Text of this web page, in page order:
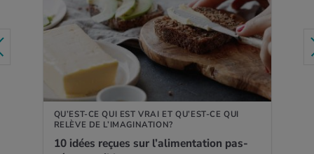
QU’EST-CE QUI EST VRAI ET QU’EST-CE QUI
RELÈVE DE L’IMAGINATION?
10 idées reçues sur l’ali­men­ta­tion pas­
EN SAVOIR PLUS